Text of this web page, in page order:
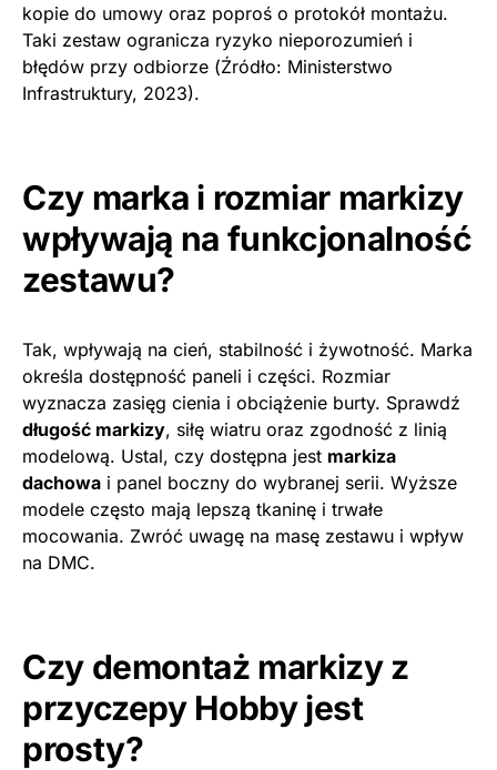
kopie do umowy oraz poproś o protokół montażu.
Taki zestaw ogranicza ryzyko nieporozumień i
błędów przy odbiorze (Źródło: Ministerstwo
Infrastruktury, 2023).
Czy marka i rozmiar markizy
wpływają na funkcjonalność
zestawu?
Tak, wpływają na cień, stabilność i żywotność. Marka
określa dostępność paneli i części. Rozmiar
wyznacza zasięg cienia i obciążenie burty. Sprawdź
długość markizy, siłę wiatru oraz zgodność z linią
modelową. Ustal, czy dostępna jest markiza
dachowa i panel boczny do wybranej serii. Wyższe
modele często mają lepszą tkaninę i trwałe
mocowania. Zwróć uwagę na masę zestawu i wpływ
na DMC.
Czy demontaż markizy z
przyczepy Hobby jest
prosty?